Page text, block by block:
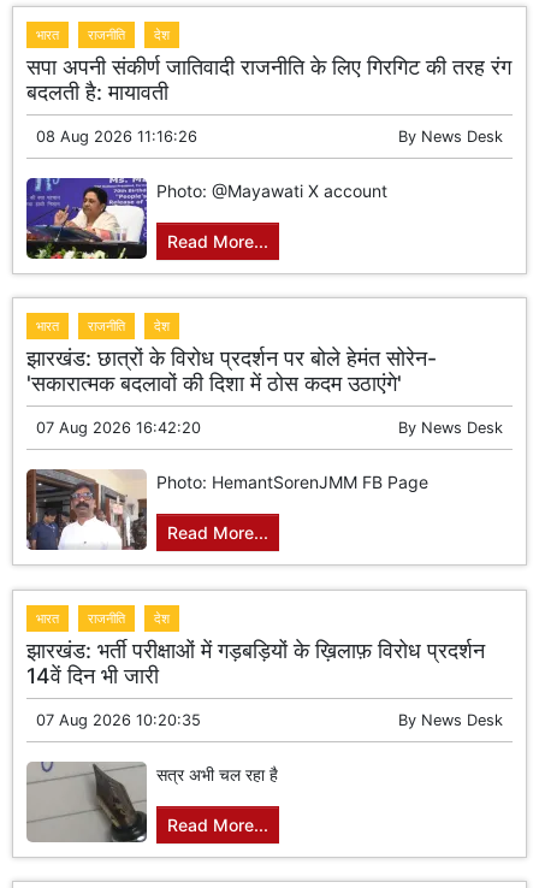
भारत राजनीति देश
सपा अपनी संकीर्ण जातिवादी राजनीति के लिए गिरगिट की तरह रंग
बदलती है: मायावती
08 Aug 2026 11:16:26 By News Desk
Photo: @Mayawati X account
Read More...
भारत राजनीति देश
झारखंड: छात्रों के विरोध प्रदर्शन पर बोले हेमंत सोरेन-
'सकारात्मक बदलावों की दिशा में ठोस कदम उठाएंगे'
07 Aug 2026 16:42:20 By News Desk
Photo: HemantSorenJMM FB Page
Read More...
भारत राजनीति देश
झारखंड: भर्ती परीक्षाओं में गड़बड़ियों के ख़िलाफ़ विरोध प्रदर्शन
14वें दिन भी जारी
07 Aug 2026 10:20:35 By News Desk
सत्र अभी चल रहा है
Read More...